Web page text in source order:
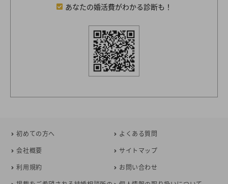
あなたの婚活費がわかる診断も！
初めての方へ
よくある質問
会社概要
サイトマップ
利用規約
お問い合わせ